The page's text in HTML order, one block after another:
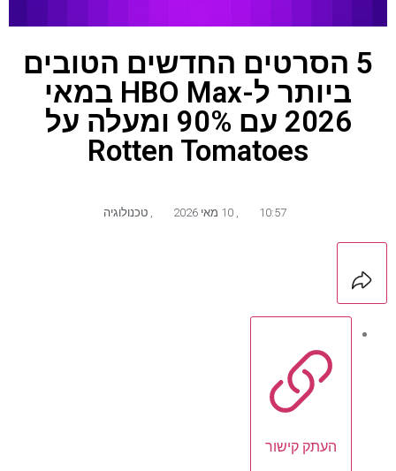
5 הסרטים החדשים הטובים
ביותר ל-HBO Max במאי
2026 עם 90% ומעלה על
Rotten Tomatoes
10:57 10 מאי 2026 טכנולוגיה
העתק קישור